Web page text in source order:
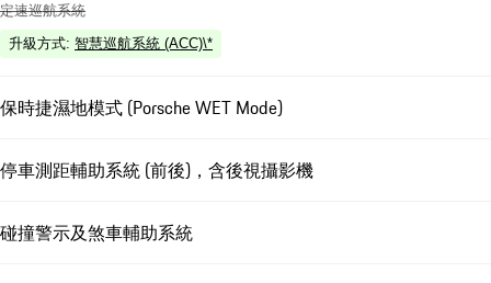
定速巡航系統
升級方式: 智慧巡航系統 (ACC)\*
保時捷濕地模式 (Porsche WET Mode)
停車測距輔助系統 (前後)，含後視攝影機
碰撞警示及煞車輔助系統